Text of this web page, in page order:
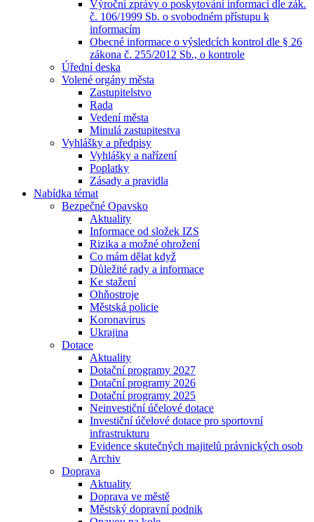
Výroční zprávy o poskytování informací dle zák.
č. 106/1999 Sb. o svobodném přístupu k
informacím
Obecné informace o výsledcích kontrol dle § 26
zákona č. 255/2012 Sb., o kontrole
Úřední deska
Volené orgány města
Zastupitelstvo
Rada
Vedení města
Minulá zastupitestva
Vyhlášky a předpisy
Vyhlášky a nařízení
Poplatky
Zásady a pravidla
Nabídka témat
Bezpečné Opavsko
Aktuality
Informace od složek IZS
Rizika a možné ohrožení
Co mám dělat když
Důležité rady a informace
Ke stažení
Ohňostroje
Městská policie
Koronavirus
Ukrajina
Dotace
Aktuality
Dotační programy 2027
Dotační programy 2026
Dotační programy 2025
Neinvestiční účelové dotace
Investiční účelové dotace pro sportovní
infrastrukturu
Evidence skutečných majitelů právnických osob
Archiv
Doprava
Aktuality
Doprava ve městě
Městský dopravní podnik